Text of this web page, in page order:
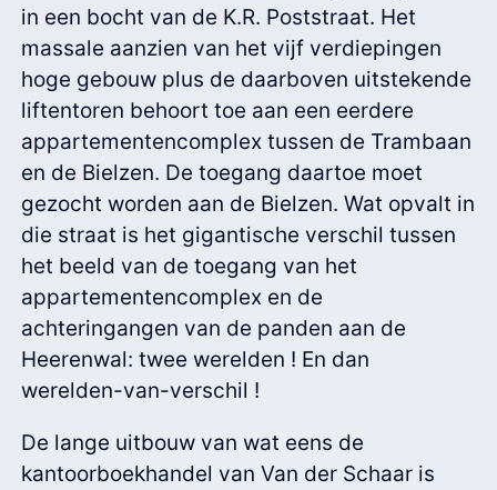
in een bocht van de K.R. Poststraat. Het
massale aanzien van het vijf verdiepingen
hoge gebouw plus de daarboven uitstekende
liftentoren behoort toe aan een eerdere
appartementencomplex tussen de Trambaan
en de Bielzen. De toegang daartoe moet
gezocht worden aan de Bielzen. Wat opvalt in
die straat is het gigantische verschil tussen
het beeld van de toegang van het
appartementencomplex en de
achteringangen van de panden aan de
Heerenwal: twee werelden ! En dan
werelden-van-verschil !
De lange uitbouw van wat eens de
kantoorboekhandel van Van der Schaar is